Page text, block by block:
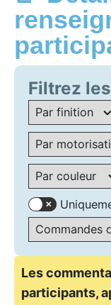
Filtrez
Les
participants,